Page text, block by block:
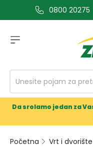
glavni sadržaj0800 20275
Da srolamo jedan za
Početna Vrt i dvorište